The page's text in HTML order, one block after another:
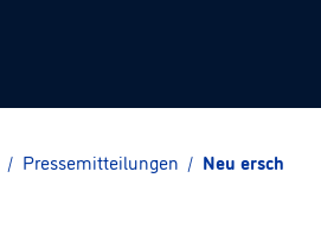
/ Pressemitteilungen / Neu